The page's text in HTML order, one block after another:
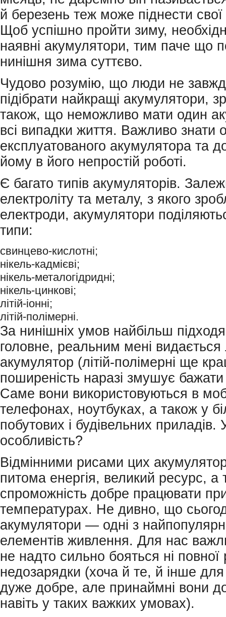
й березень теж може піднести
Щоб успішно пройти зиму,
наявні акумулятори, тим паче що
нинішня зима суттєво.
Чудово розумію, що люди не
підібрати найкращі акумулятори,
також, що неможливо мати один
всі випадки життя. Важливо знати
експлуатованого акумулятора та
йому в його непростій роботі.
Є багато типів акумуляторів.
електроліту та металу, з якого
електроди, акумулятори
типи:
свинцево-кислотні;
нікель-кадмієві;
нікель-металогідридні;
нікель-цинкові;
літій-іонні;
літій-полімерні.
За нинішніх умов найбільш
головне, реальним мені видається
акумулятор (літій-полімерні ще
поширеність наразі змушує
Саме вони використовуються в
телефонах, ноутбуках, а також у
побутових і будівельних приладів.
особливість?
Відмінними рисами цих
питома енергія, великий ресурс, а
спроможність добре працювати
температурах. Не дивно, що
акумулятори — одні з
елементів живлення. Для нас
не надто сильно бояться ні повної
недозарядки (хоча й те, й інше
дуже добре, але принаймні вони
навіть у таких важких умовах).